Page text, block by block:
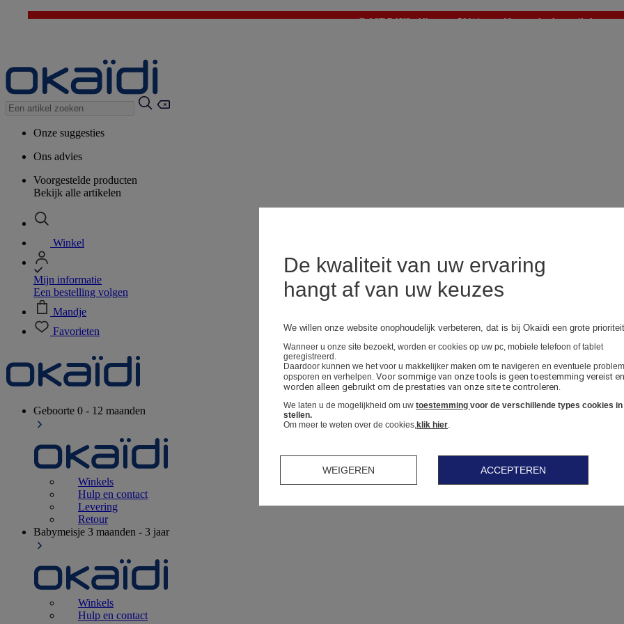
⚡LAST DAYS : Alles aan -50%* vanaf 2 aangekochte artikelen>
Onze suggesties
Ons advies
Voorgestelde producten
Bekijk alle artikelen
Winkel
Mijn informatie
Een bestelling volgen
Mandje
Favorieten
Geboorte 0 - 12 maanden
Winkels
Hulp en contact
Levering
Retour
Babymeisje 3 maanden - 3 jaar
Winkels
Hulp en contact
De kwaliteit van uw ervaring
hangt af van uw keuzes
We willen onze website onophoudelijk verbeteren, dat is bij Okaïdi een grote
Wanneer u onze site bezoekt, worden er cookies op uw pc, mobiele telefoon of tablet
geregistreerd.
Daardoor kunnen we het voor u makkelijker maken om te navigeren en eventuele
opsporen en verhelpen. Voor sommige van onze tools is geen toestemming vereist en
worden alleen gebruikt om de prestaties van onze site te controleren.
We laten u de mogelijkheid om uw toestemming voor de verschillende types cookies in
stellen.
Om meer te weten over de cookies,klik hier.
WEIGEREN ACCEPTEREN